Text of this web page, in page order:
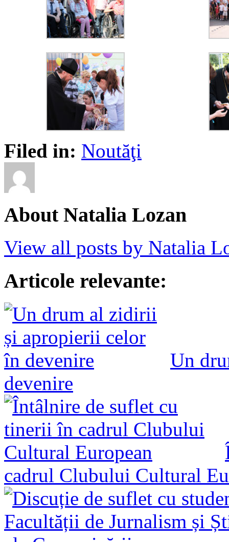
Filed in: Noutăţi
About Natalia Lozan
View all posts by Natalia
Articole relevante:
Un
devenire
cadrul Clubului Cultural